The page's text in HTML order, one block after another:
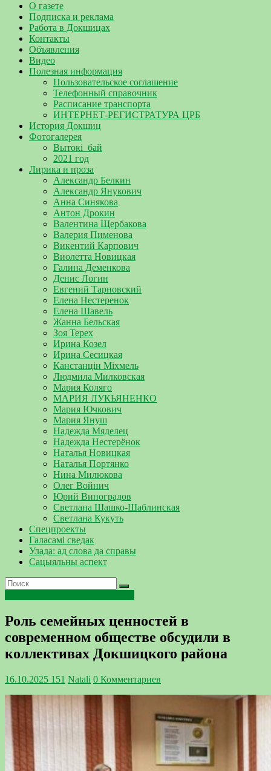
О газете
Подписка и реклама
Работа в Докшицах
Контакты
Объявления
Видео
Полезная информация
Пользовательское соглашение
Телефонный справочник
Расписание транспорта
ИНТЕРНЕТ-РЕГИСТРАТУРА ЦРБ
История Докшиц
Фотогалерея
Вытокі_бай
2021 год
Лирика и проза
Александр Белкин
Александр Янукович
Анна Синякова
Антон Дрокин
Валентина Щербакова
Валерия Пименова
Викентий Карпович
Виолетта Новицкая
Галина Деменкова
Денис Логин
Евгений Тарновский
Елена Нестеренок
Елена Шавель
Жанна Бельская
Зоя Терех
Ирина Козел
Ирина Сесицкая
Канстанцін Міхмель
Людмила Милковская
Мария Коляго
МАРИЯ ЛУКЬЯНЕНКО
Мария Ючкович
Мария Януш
Надежда Мяделец
Надежда Нестерёнок
Наталья Новицкая
Наталья Портянко
Нина Милюкова
Олег Войнич
Юрий Виноградов
Светлана Шашко-Шаблинская
Светлана Кукуть
Спецпроекты
Галасамі сведак
Улада: ад слова да справы
Сацыяльны аспект
Ро‌ль семейных ценностей в
современном обществе обсудили в
коллективах Докшицкого района
16.10.2025 151 Natali 0 Комментариев